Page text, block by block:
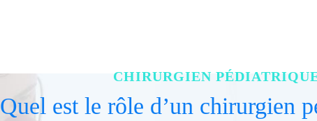
CHIRURGIEN
Quel est le rôle d’un chirurgien